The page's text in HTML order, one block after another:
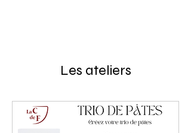
Les ateliers